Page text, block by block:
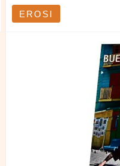
EROSI